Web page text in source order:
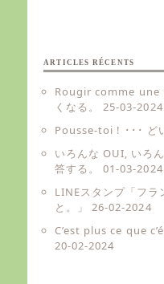
ARTICLES RÉCENTS
Rougir comme une
くなる。
25-03-2024
Pousse-toi ! ･･･ ど
いろんな OUI, いろ
答する。
01-03-2024
LINEスタンプ「フ
と。」
26-02-2024
C’est plus ce que
20-02-2024